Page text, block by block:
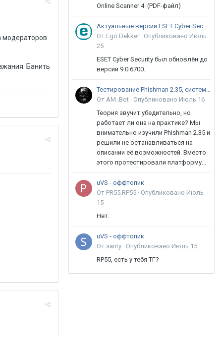
модераторов
Банить
Online Scanner 4 (PDF-файл)
Актуальные версии ESET Cyber Security 9
От Ego Dekker · Опубликовано Июль
25
ESET Cyber Security был обновлён до
версии 9.0.6700.
Тестирование Phishman 2.35, системы повышения осведомлённости пользователей в сфере ИБ
От AM_Bot · Опубликовано Июль 16
Теория звучит убедительно, но
работает ли она на практике? Мы
внимательно изучили Phishman 2.35 и
решили не останавливаться на
описании её возможностей. Вместо
этого протестировали платформу...
uVS - оффтопик
От PR55.RP55 · Опубликовано Июль
15
Нет.
uVS - оффтопик
От santy · Опубликовано Июль 15
RP55, есть у тебя ТГ?